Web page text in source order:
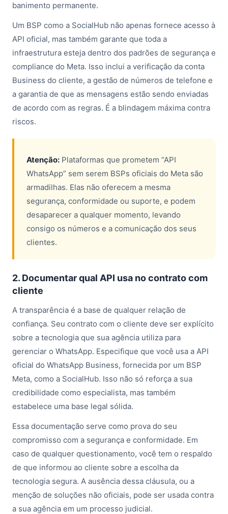
banimento permanente.
Um BSP como a SocialHub não apenas fornece acesso à
API oficial, mas também garante que toda a
infraestrutura esteja dentro dos padrões de segurança e
compliance do Meta. Isso inclui a verificação da conta
Business do cliente, a gestão de números de telefone e
a garantia de que as mensagens estão sendo enviadas
de acordo com as regras. É a blindagem máxima contra
riscos.
Atenção: Plataformas que prometem “API
WhatsApp” sem serem BSPs oficiais do Meta são
armadilhas. Elas não oferecem a mesma
segurança, conformidade ou suporte, e podem
desaparecer a qualquer momento, levando
consigo os números e a comunicação dos seus
clientes.
2. Documentar qual API usa no contrato com
cliente
A transparência é a base de qualquer relação de
confiança. Seu contrato com o cliente deve ser explícito
sobre a tecnologia que sua agência utiliza para
gerenciar o WhatsApp. Especifique que você usa a API
oficial do WhatsApp Business, fornecida por um BSP
Meta, como a SocialHub. Isso não só reforça a sua
credibilidade como especialista, mas também
estabelece uma base legal sólida.
Essa documentação serve como prova do seu
compromisso com a segurança e conformidade. Em
caso de qualquer questionamento, você tem o respaldo
de que informou ao cliente sobre a escolha da
tecnologia segura. A ausência dessa cláusula, ou a
menção de soluções não oficiais, pode ser usada contra
a sua agência em um processo judicial.